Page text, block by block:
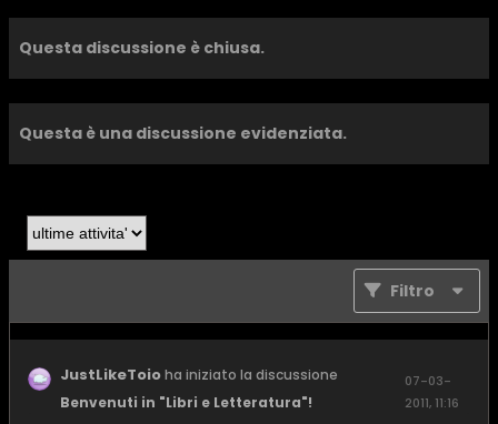
Questa discussione è chiusa.
Questa è una discussione evidenziata.
Filtro
JustLikeToioha iniziato la discussione
Benvenuti in "Libri e Letteratura"!
07-03-
2011, 11:16